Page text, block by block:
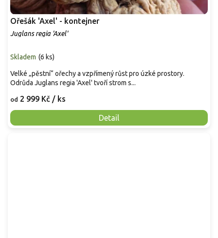
Ořešák 'Axel' - kontejner
Juglans regia 'Axel'
Skladem (6 ks)
od 2 999 Kč / ks
Detail
Velké „pěstní“ ořechy a vzpřímený růst pro úzké prostory.
Odrůda Juglans regia 'Axel' tvoří strom s...